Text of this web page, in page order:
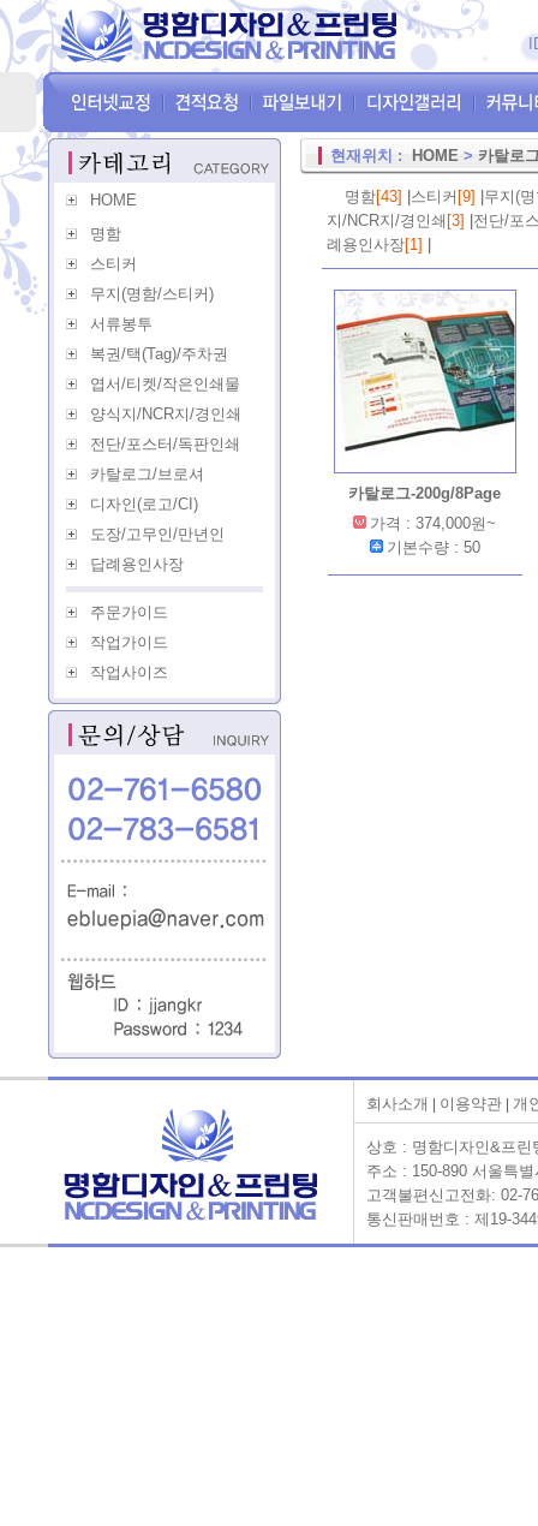
HOME
명함
스티커
무지(명함/스티커)
서류봉투
복권/택(Tag)/주차권
엽서/티켓/작은인쇄물
양식지/NCR지/경인쇄
전단/포스터/독판인쇄
카탈로그/브로셔
디자인(로고/CI)
도장/고무인/만년인
답례용인사장
주문가이드
작업가이드
작업사이즈
현재위치 : HOME > 카탈로
명함[43] 스티커 [9]
무지(
지/NCR지/경인쇄 [3]
전단/포
례용인사장[1]
카탈로그-200g/8Page
가격 : 374,000원~
기본수량 : 50
회사소개 이용약관 개
상호 : 명함디자인&프
주소 : 150-890 서울특
고객불편신고전화: 02-
통신판매번호 : 제19-